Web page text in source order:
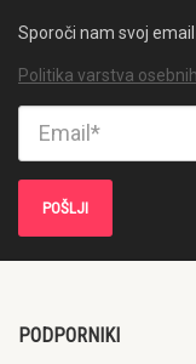
Sporoči nam svoj
Politika varstva
PODPORNIKI